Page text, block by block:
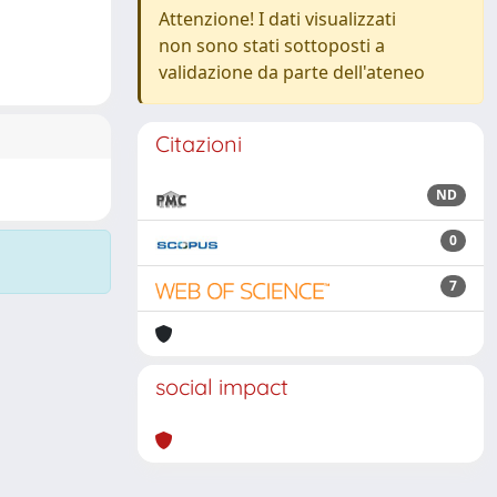
Attenzione! I dati visualizzati
non sono stati sottoposti a
validazione da parte dell'ateneo
Citazioni
ND
0
7
social impact